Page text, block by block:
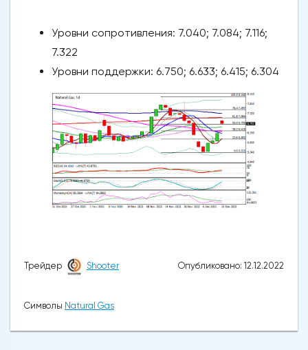
Уровни сопротивления: 7.040; 7.084; 7.116;
7.322
Уровни поддержки: 6.750; 6.633; 6.415; 6.304
Трейдер Shooter Опубликовано: 12.12.2022
Символы Natural Gas